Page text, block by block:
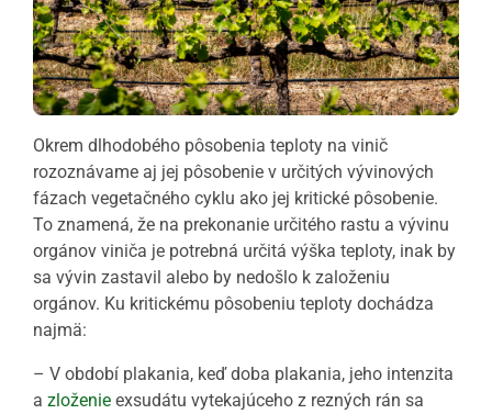
Okrem dlhodobého pôsobenia teploty na vinič
rozoznávame aj jej pôsobenie v určitých vývinových
fázach vegetačného cyklu ako jej kritické pôsobenie.
To znamená, že na prekonanie určitého rastu a vývinu
orgánov viniča je potrebná určitá výška teploty, inak by
sa vývin zastavil alebo by nedošlo k založeniu
orgánov. Ku kritickému pôsobeniu teploty dochádza
najmä:
– V období plakania, keď doba plakania, jeho intenzita
a zloženie exsudátu vytekajúceho z rezných rán sa